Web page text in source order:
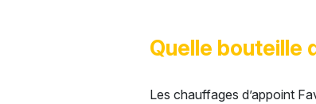
Quelle bouteille
Les chauffages d’appoint